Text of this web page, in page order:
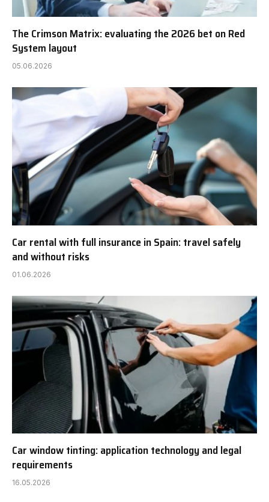
The Crimson Matrix: evaluating the 2026 bet on Red
System layout
05.06.2026
Car rental with full insurance in Spain: travel safely
and without risks
01.06.2026
Car window tinting: application technology and legal
requirements
16.05.2026